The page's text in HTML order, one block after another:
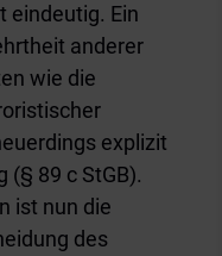
eindeutig. Ein
anderer
wie die
explizit
(§ 89 c StGB).
ist nun die
des